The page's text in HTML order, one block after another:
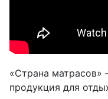
«Страна матрасов»
продукция для